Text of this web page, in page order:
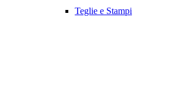
Teglie e Stampi